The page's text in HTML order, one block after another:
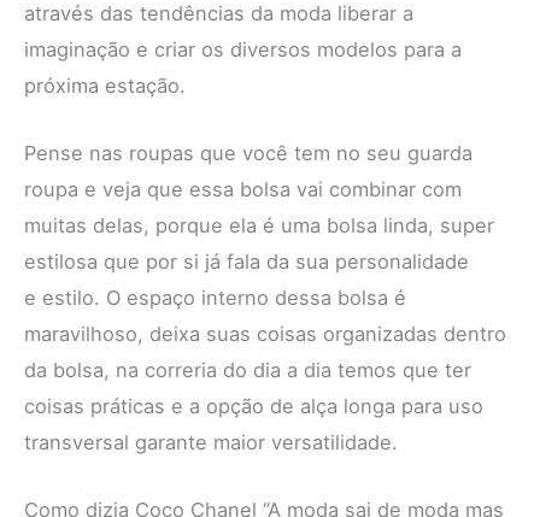
através das tendências da moda liberar a
imaginação e criar os diversos modelos para a
próxima estação.
Pense nas roupas que você tem no seu guarda
roupa e veja que essa bolsa vai combinar com
muitas delas, porque ela é uma bolsa linda, super
estilosa que por si já fala da sua personalidade
e estilo. O espaço interno dessa bolsa é
maravilhoso, deixa suas coisas organizadas dentro
da bolsa, na correria do dia a dia temos que ter
coisas práticas e a opção de alça longa para uso
transversal garante maior versatilidade.
Como dizia Coco Chanel “A moda sai de moda mas